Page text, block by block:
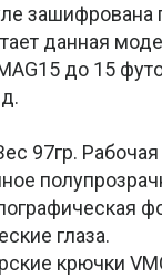
зашифрована
данная
до 15
97гр.
глаза.
крючки